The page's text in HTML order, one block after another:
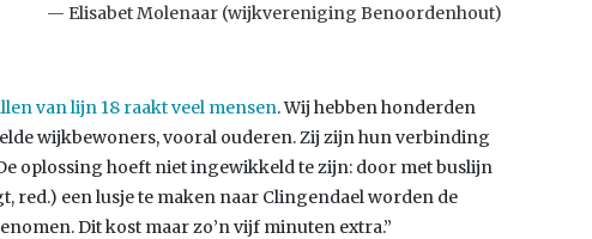
Elisabet Molenaar (wijkvereniging Benoordenhout)
van lijn 18 raakt veel mensen. Wij hebben honderden
wijkbewoners, vooral ouderen. Zij zijn hun verbinding
oplossing hoeft niet ingewikkeld te zijn: door met buslijn
red.) een lusje te maken naar Clingendael worden de
Dit kost maar zo’n vijf minuten extra.”